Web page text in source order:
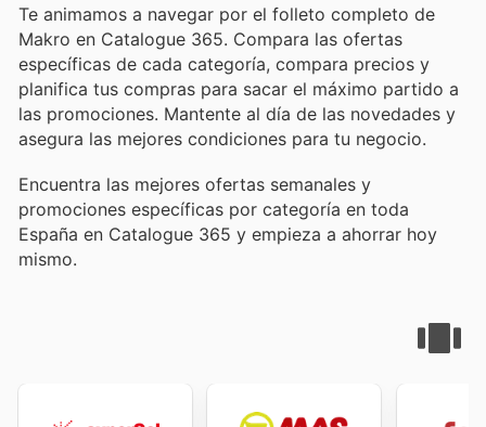
Te animamos a navegar por el folleto completo de
Makro en Catalogue 365. Compara las ofertas
específicas de cada categoría, compara precios y
planifica tus compras para sacar el máximo partido a
las promociones. Mantente al día de las novedades y
asegura las mejores condiciones para tu negocio.
Encuentra las mejores ofertas semanales y
promociones específicas por categoría en toda
España en Catalogue 365 y empieza a ahorrar hoy
mismo.